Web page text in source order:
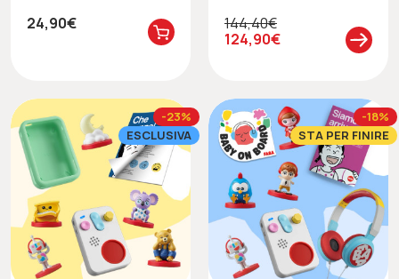
24,90€
124,90€
144,40€
-23%
ESCLUSIVA
-18%
STA PER FINIRE